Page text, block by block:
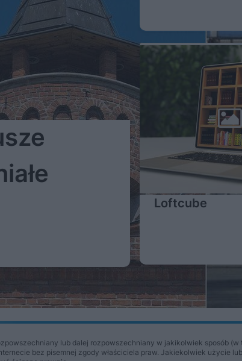
Loftcube
Więcej
lub dalej rozpowszechniany w jakikolwiek sposób
bez pisemnej zgody właściciela praw. Jakiekolwiek użycie